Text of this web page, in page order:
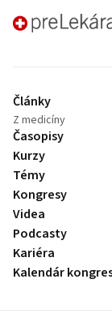
preLekára.sk
Články
Z medicíny
Časopisy
Kurzy
Témy
Kongresy
Videa
Podcasty
Kariéra
Kalendár